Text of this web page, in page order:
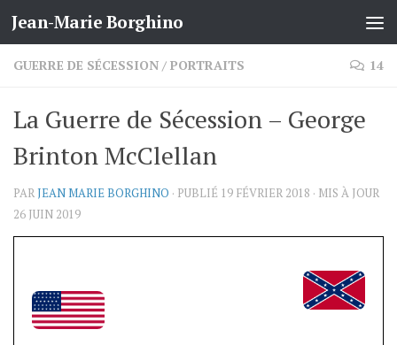
Skip to content
Jean-Marie Borghino
GUERRE DE SÉCESSION / PORTRAITS 14
La Guerre de Sécession – George
Brinton McClellan
PARJEAN MARIE BORGHINO · PUBLIÉ 19 FÉVRIER 2018 · MIS À JOUR
26 JUIN 2019